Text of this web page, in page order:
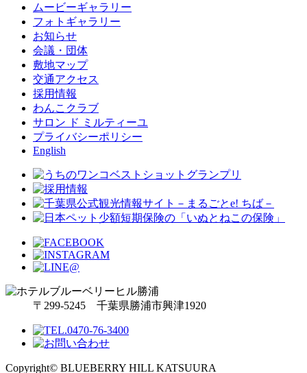
ムービーギャラリー
フォトギャラリー
お知らせ
会議・団体
敷地マップ
交通アクセス
採用情報
わんこクラブ
サロン ド ミルティーユ
プライバシーポリシー
English
〒299-5245 千葉県勝浦市興津1920
Copyright© BLUEBERRY HILL KATSUURA